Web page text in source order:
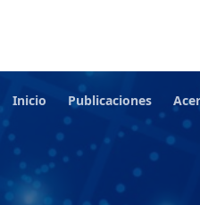
Inicio Publicaciones